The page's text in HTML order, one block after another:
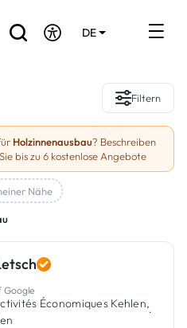
DE
Filtern
Holzinnenausbau? Beschreiben
bis zu 6 kostenlose Angebote
Nähe
Google
Économiques Kehlen,
·